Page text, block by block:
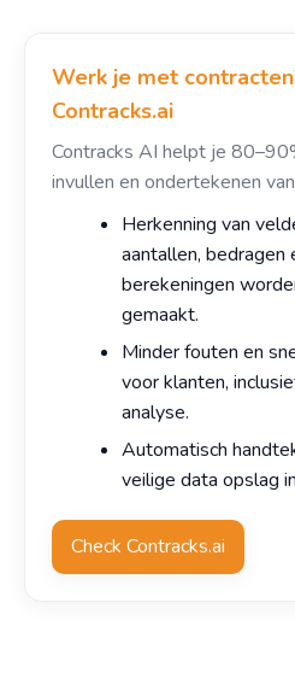
Werk je met
Contracks.ai
Contracks AI helpt je
invullen en ondertekenen
Herkenning van
aantallen, bedragen
berekeningen
gemaakt.
Minder fouten en
voor klanten,
analyse.
Automatisch
veilige data opslag
Check Contracks.ai